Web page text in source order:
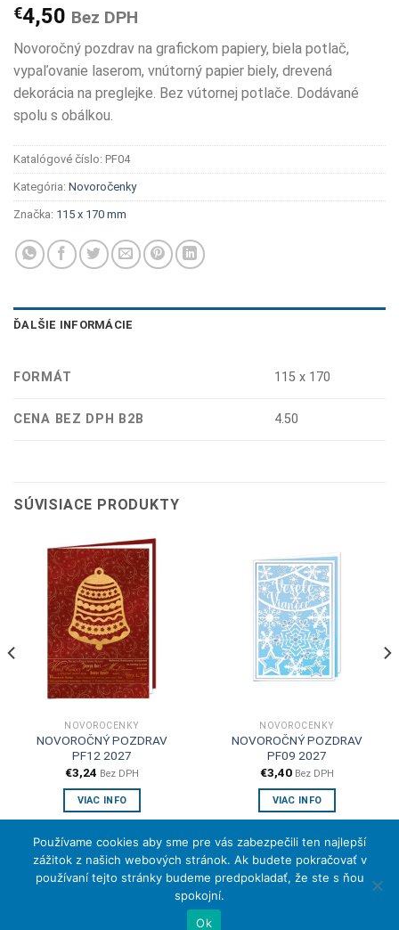
€4,50 Bez DPH
Novoročný pozdrav na grafickom papiery, biela potlač,
vypaľovanie laserom, vnútorný papier biely, drevená
dekorácia na preglejke. Bez vútornej potlače. Dodávané
spolu s obálkou.
Katalógové číslo: PF04
Kategória: Novoročenky
Značka: 115 x 170 mm
ĎALŠIE INFORMÁCIE
FORMÁT 115 x 170
CENA BEZ DPH B2B 4.50
SÚVISIACE PRODUKTY
NOVOROČENKY
NOVOROČNÝ POZDRAV
PF12 2027
€3,24 Bez DPH
VIAC INFO
NOVOROČENKY
NOVOROČNÝ POZDRAV
PF09 2027
€3,40 Bez DPH
VIAC INFO
Používame cookies aby sme pre vás zabezpečili ten najlepší
zážitok z našich webových stránok. Ak budete pokračovať v
používaní tejto stránky budeme predpokladať, že ste s ňou
spokojní.
Ok